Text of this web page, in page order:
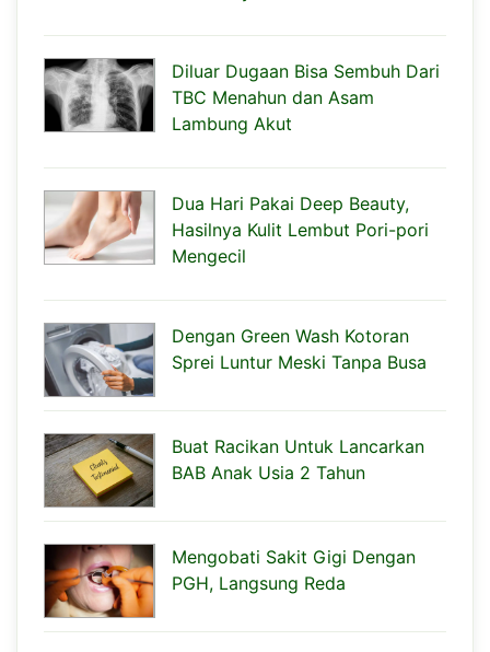
Diluar Dugaan Bisa Sembuh Dari
TBC Menahun dan Asam
Lambung Akut
Dua Hari Pakai Deep Beauty,
Hasilnya Kulit Lembut Pori-pori
Mengecil
Dengan Green Wash Kotoran
Sprei Luntur Meski Tanpa Busa
Buat Racikan Untuk Lancarkan
BAB Anak Usia 2 Tahun
Mengobati Sakit Gigi Dengan
PGH, Langsung Reda